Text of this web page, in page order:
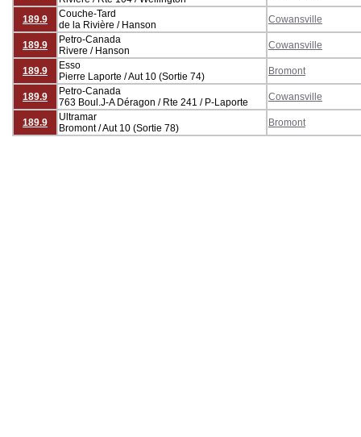
189.9
Couche-Tard
de la Rivière / Hanson
Cowansville
189.9
Petro-Canada
Rivere / Hanson
Cowansville
189.9
Esso
Pierre Laporte / Aut 10 (Sortie 74)
Bromont
189.9
Petro-Canada
763 Boul.J-A Déragon / Rte 241 / P-Laporte
Cowansville
189.9
Ultramar
Bromont / Aut 10 (Sortie 78)
Bromont